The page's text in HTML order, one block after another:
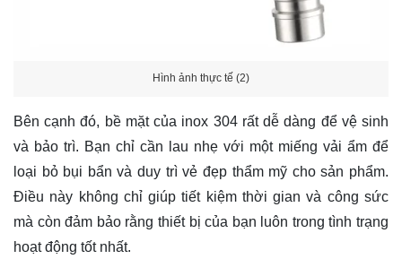
Hình ảnh thực tế (2)
Bên cạnh đó, bề mặt của inox 304 rất dễ dàng để vệ sinh
và bảo trì. Bạn chỉ cần lau nhẹ với một miếng vải ẩm để
loại bỏ bụi bẩn và duy trì vẻ đẹp thẩm mỹ cho sản phẩm.
Điều này không chỉ giúp tiết kiệm thời gian và công sức
mà còn đảm bảo rằng thiết bị của bạn luôn trong tình trạng
hoạt động tốt nhất.